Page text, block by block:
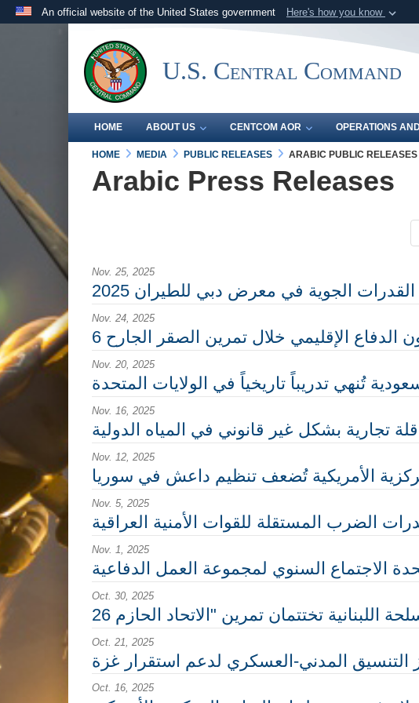
An official website of the United States government Here's how you know
.milwebsite belongs to an official U.S. Department of Defense
the United States.
U.S. Central Command
HOME ABOUT US CENTCOM AOR OPERATIONS
HOME MEDIA PUBLIC RELEASES ARABIC PUBLIC RELEASES
Arabic Press Releases
Nov. 25, 2025
الجوية في معرض دبي للطيران 2025
Nov. 24, 2025
الدفاع الإقليمي خلال تمرين الصقر الجارح 6
Nov. 20, 2025
تُنهي تدريباً تاريخياً في الولايات المتحدة
Nov. 16, 2025
تجارية بشكل غير قانوني في المياه الدولية
Nov. 12, 2025
الأمريكية تُضعف تنظيم داعش في سوريا
Nov. 5, 2025
الضرب المستقلة للقوات الأمنية العراقية
Nov. 1, 2025
الاجتماع السنوي لمجموعة العمل الدفاعية
Oct. 30, 2025
Oct. 21, 2025
التنسيق المدني-العسكري لدعم استقرار غزة
Oct. 16, 2025